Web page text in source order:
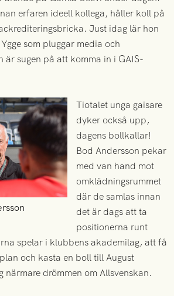
erfaren ideell kollega, håller koll på
Just idag lär hon
som pluggar media och
är sugen på att komma in i GAIS-
Tiotalet unga gaisare
dyker också upp,
dagens bollkallar!
Bod Andersson pekar
med van hand mot
omklädningsrummet
där de samlas innan
det är dags att ta
positionerna runt
spelar i klubbens akademilag, att få
och kasta en boll till August
närmare drömmen om Allsvenskan.